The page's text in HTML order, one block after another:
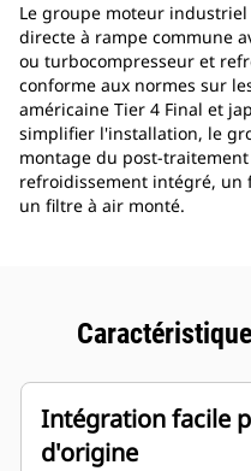
Le groupe moteur
directe à rampe commune
ou turbocompresseur et
conforme aux normes sur
américaine Tier 4 Final et
simplifier l'installation, le
montage du post-
refroidissement intégré, un
un filtre à air monté.
Intégration facile
d'origine